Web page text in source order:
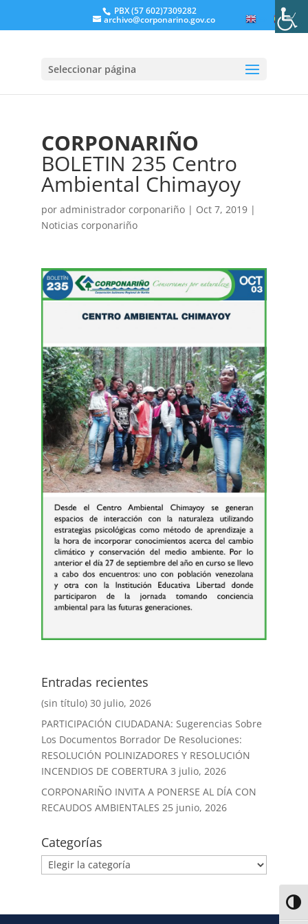
PBX (57 602)7309282
archivo@corponarino.gov.co
Seleccionar página
CORPONARIÑO
BOLETIN 235 Centro
Ambiental Chimayoy
por administrador corponariño| Oct 7, 2019|
Noticias corponariño
Entradas recientes
(sin título) 30 julio, 2026
PARTICIPACIÓN CIUDADANA: Sugerencias Sobre
Los Documentos Borrador De Resoluciones:
RESOLUCIÓN POLINIZADORES Y RESOLUCIÓN
INCENDIOS DE COBERTURA 3 julio, 2026
CORPONARIÑO INVITA A PONERSE AL DÍA CON
RECAUDOS AMBIENTALES 25 junio, 2026
Categorías
ES